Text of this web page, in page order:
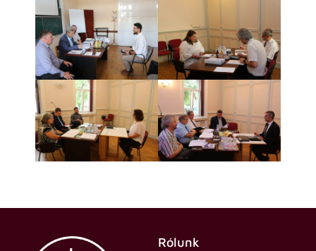
Rólunk